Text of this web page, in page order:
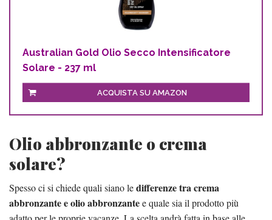
Australian Gold Olio Secco Intensificatore
Solare - 237 ml
ACQUISTA SU AMAZON
Olio abbronzante o crema
solare?
Spesso ci si chiede quali siano ledifferenze tra crema
abbronzante e olio abbronzantee quale sia il prodotto più